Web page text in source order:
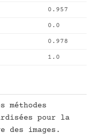
0.957
0.0
0.978
1.0
méthodes
pour la
des images.